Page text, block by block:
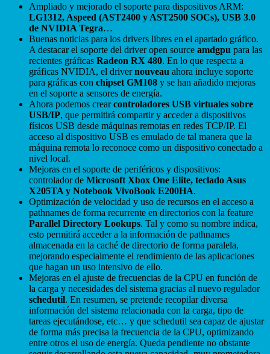
Ampliado y mejorado el soporte para dispositivos ARM:
LG1312, Aspeed (AST2400 y AST2500 SOCs), USB 3.0
de NVIDIA Tegra…
Buenas noticias para los drivers libres en el apartado gráfico.
A destacar el soporte del driver open source amdgpu para las
recientes gráficas Radeon RX 480. En lo que respecta a
gráficas NVIDIA, el drivernouveau ahora incluye soporte
para gráficas con chipset GM108 y se han añadido mejoras
en el soporte a sensores de energía.
Ahora podemos crearcontroladores USB virtuales sobre
USB/IP, que permitirá compartir y acceder a dispositivos
físicos USB desde máquinas remotas en redes TCP/IP. El
acceso al dispositivo USB es emulado de tal manera que la
máquina remota lo reconoce como un dispositivo conectado a
nivel local.
Mejoras en el soporte de periféricos y dispositivos:
controlador de Microsoft Xbox One Elite, teclado Asus
X205TA y Notebook VivoBook E200HA.
Optimización de velocidad y uso de recursos en el acceso a
pathnames de forma recurrente en directorios con la feature
Parallel Directory Lookups. Tal y como su nombre indica,
esto permitirá acceder a la información de pathnames
almacenada en la caché de directorio de forma paralela,
mejorando especialmente el rendimiento de las aplicaciones
que hagan un uso intensivo de ello.
Mejoras en el ajuste de frecuencias de la CPU en función de
la carga y necesidades del sistema gracias al nuevo regulador
schedutil. En resumen, se pretende recopilar diversa
información del sistema relacionada con la carga, tipo de
tareas ejecutándose, etc… y que schedutil sea capaz de ajustar
de forma más precisa la frecuencia de la CPU, optimizando
entre otros el uso de energía. Queda pendiente no obstante